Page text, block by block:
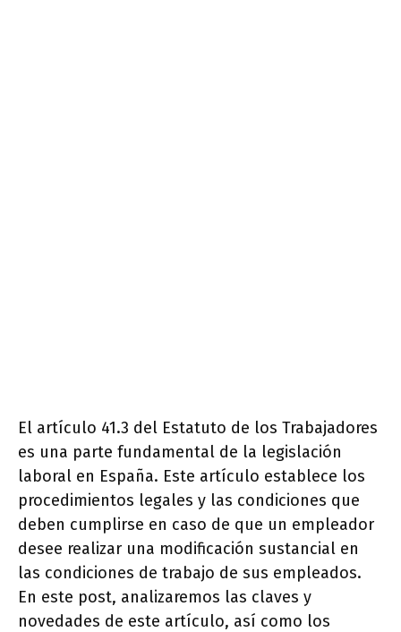
El artículo 41.3 del Estatuto de los Trabajadores
es una parte fundamental de la legislación
laboral en España. Este artículo establece los
procedimientos legales y las condiciones que
deben cumplirse en caso de que un empleador
desee realizar una modificación sustancial en
las condiciones de trabajo de sus empleados.
En este post, analizaremos las claves y
novedades de este artículo, así como los